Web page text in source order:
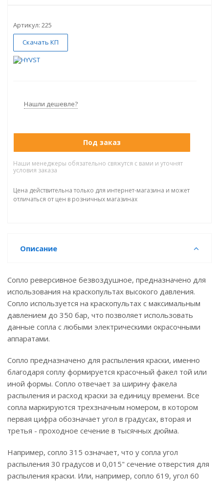
Артикул: 225
Скачать КП
Нашли дешевле?
Под заказ
Наши менеджеры обязательно свяжутся с вами и уточнят
условия заказа
Цена действительна только для интернет-магазина и может
отличаться от цен в розничных магазинах
Описание
Сопло реверсивное безвоздушное, предназначено для
использования на краскопультах высокого давления.
Сопло используется на краскопультах с максимальным
давлением до 350 бар, что позволяет использовать
данные сопла с любыми электрическими окрасочными
аппаратами.
Сопло предназначено для распыления краски, именно
благодаря соплу формируется красочный факел той или
иной формы. Сопло отвечает за ширину факела
распыления и расход краски за единицу времени. Все
сопла маркируются трехзначным номером, в котором
первая цифра обозначает угол в градусах, вторая и
третья - проходное сечение в тысячных дюйма.
Например, сопло 315 означает, что у сопла угол
распыления 30 градусов и 0,015" сечение отверстия для
распыления краски. Или, например, сопло 619, угол 60